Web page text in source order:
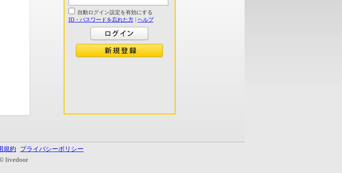
自動ログイン設定を有効にする
ID・パスワードを忘れた方| ヘルプ
規約
プライバシーポリシー
livedoor